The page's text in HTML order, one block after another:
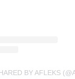
BY AFLEKS